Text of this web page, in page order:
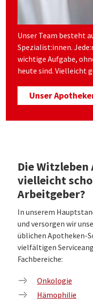
Unser Team besteht
Spezialist:innen.
wichtige Aufgabe,
heute sind. Vielleicht
Unser
Die Witzleben
vielleicht
Arbeitgeber?
In unserem
und versorgen wir
üblichen Apotheken-
vielfältigen
Fachbereiche:
Onkologie
Hämophilie